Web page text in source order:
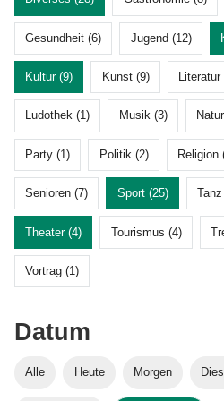
Gesundheit (6) Jugend (12)
Kultur (9) Kunst (9) Literatur
Ludothek (1) Musik (3)
Party (1) Politik (2) Religion
Senioren (7) Sport (25)
Theater (4) Tourismus (4)
Vortrag (1)
Datum
Alle Heute Morgen